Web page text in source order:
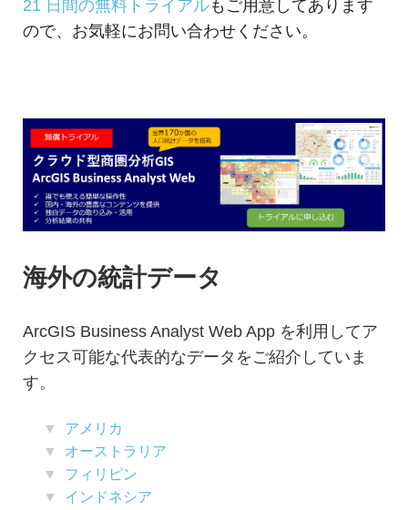
21 日間の無料トライアルもご用意してあります
ので、お気軽にお問い合わせください。
海外の統計データ
ArcGIS Business Analyst Web App を利用してア
クセス可能な代表的なデータをご紹介していま
す。
アメリカ
オーストラリア
フィリピン
インドネシア